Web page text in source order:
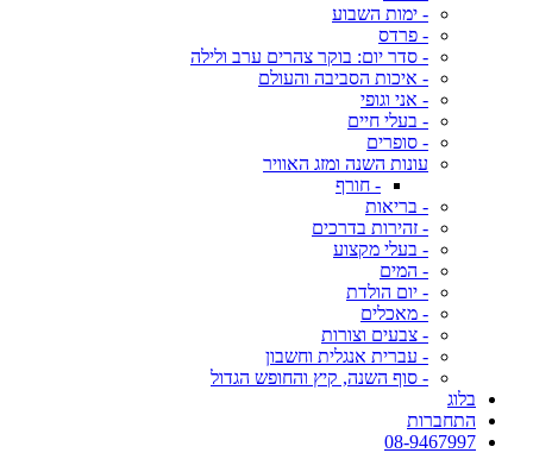
- ימות השבוע
- פרדס
- סדר יום: בוקר צהרים ערב ולילה
- איכות הסביבה והעולם
- אני וגופי
- בעלי חיים
- סופרים
עונות השנה ומזג האוויר
- חורף
- בריאות
- זהירות בדרכים
- בעלי מקצוע
- המים
- יום הולדת
- מאכלים
- צבעים וצורות
- עברית אנגלית וחשבון
- סוף השנה, קיץ והחופש הגדול
בלוג
התחברות
08-9467997